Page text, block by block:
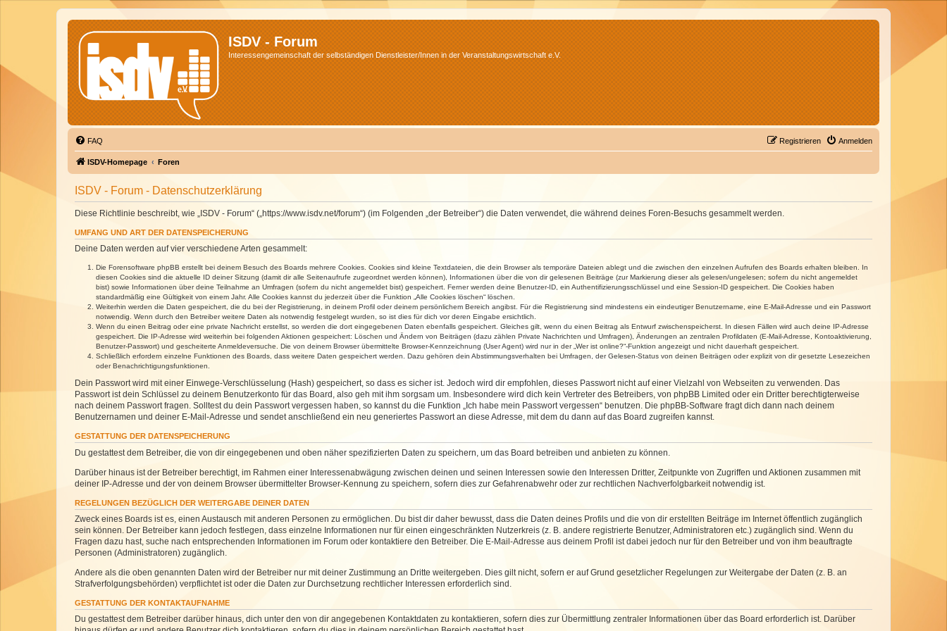
ISDV - Forum
Interessengemeinschaft der selbständigen Dienstleister/Innen in der Veranstaltungswirtschaft e.V.
FAQ Anmelden
Registrieren
ISDV-Homepage Foren
ISDV - Forum - Datenschutzerklärung
Diese Richtlinie beschreibt, wie „ISDV - Forum“ („https://www.isdv.net/forum“) (im Folgenden „der Betreiber“) die Daten verwendet, die während deines Foren-Besuchs gesammelt werden.
UMFANG UND ART DER DATENSPEICHERUNG
Deine Daten werden auf vier verschiedene Arten gesammelt:
Die Forensoftware phpBB erstellt bei deinem Besuch des Boards mehrere Cookies. Cookies sind kleine Textdateien, die dein Browser als temporäre Dateien ablegt und die zwischen den einzelnen Aufrufen des Boards erhalten bleiben. In
diesen Cookies sind die aktuelle ID deiner Sitzung (damit dir alle Seitenaufrufe zugeordnet werden können), Informationen über die von dir gelesenen Beiträge (zur Markierung dieser als gelesen/ungelesen; sofern du nicht angemeldet
bist) sowie Informationen über deine Teilnahme an Umfragen (sofern du nicht angemeldet bist) gespeichert. Ferner werden deine Benutzer-ID, ein Authentifizierungsschlüssel und eine Session-ID gespeichert. Die Cookies haben
standardmäßig eine Gültigkeit von einem Jahr. Alle Cookies kannst du jederzeit über die Funktion „Alle Cookies löschen“ löschen.
Weiterhin werden die Daten gespeichert, die du bei der Registrierung, in deinem Profil oder deinem persönlichem Bereich angibst. Für die Registrierung sind mindestens ein eindeutiger Benutzername, eine E-Mail-Adresse und ein Passwort
notwendig. Wenn durch den Betreiber weitere Daten als notwendig festgelegt wurden, so ist dies für dich vor deren Eingabe ersichtlich.
Wenn du einen Beitrag oder eine private Nachricht erstellst, so werden die dort eingegebenen Daten ebenfalls gespeichert. Gleiches gilt, wenn du einen Beitrag als Entwurf zwischenspeicherst. In diesen Fällen wird auch deine IP-Adresse
gespeichert. Die IP-Adresse wird weiterhin bei folgenden Aktionen gespeichert: Löschen und Ändern von Beiträgen (dazu zählen Private Nachrichten und Umfragen), Änderungen an zentralen Profildaten (E-Mail-Adresse, Kontoaktivierung,
Benutzer-Passwort) und gescheiterte Anmeldeversuche. Die von deinem Browser übermittelte Browser-Kennzeichnung (User Agent) wird nur in der „Wer ist online?“-Funktion angezeigt und nicht dauerhaft gespeichert.
Schließlich erfordern einzelne Funktionen des Boards, dass weitere Daten gespeichert werden. Dazu gehören dein Abstimmungsverhalten bei Umfragen, der Gelesen-Status von deinen Beiträgen oder explizit von dir gesetzte Lesezeichen
oder Benachrichtigungsfunktionen.
Dein Passwort wird mit einer Einwege-Verschlüsselung (Hash) gespeichert, so dass es sicher ist. Jedoch wird dir empfohlen, dieses Passwort nicht auf einer Vielzahl von Webseiten zu verwenden. Das
Passwort ist dein Schlüssel zu deinem Benutzerkonto für das Board, also geh mit ihm sorgsam um. Insbesondere wird dich kein Vertreter des Betreibers, von phpBB Limited oder ein Dritter berechtigterweise
nach deinem Passwort fragen. Solltest du dein Passwort vergessen haben, so kannst du die Funktion „Ich habe mein Passwort vergessen“ benutzen. Die phpBB-Software fragt dich dann nach deinem
Benutzernamen und deiner E-Mail-Adresse und sendet anschließend ein neu generiertes Passwort an diese Adresse, mit dem du dann auf das Board zugreifen kannst.
GESTATTUNG DER DATENSPEICHERUNG
Du gestattest dem Betreiber, die von dir eingegebenen und oben näher spezifizierten Daten zu speichern, um das Board betreiben und anbieten zu können.
Darüber hinaus ist der Betreiber berechtigt, im Rahmen einer Interessenabwägung zwischen deinen und seinen Interessen sowie den Interessen Dritter, Zeitpunkte von Zugriffen und Aktionen zusammen mit
deiner IP-Adresse und der von deinem Browser übermittelter Browser-Kennung zu speichern, sofern dies zur Gefahrenabwehr oder zur rechtlichen Nachverfolgbarkeit notwendig ist.
REGELUNGEN BEZÜGLICH DER WEITERGABE DEINER DATEN
Zweck eines Boards ist es, einen Austausch mit anderen Personen zu ermöglichen. Du bist dir daher bewusst, dass die Daten deines Profils und die von dir erstellten Beiträge im Internet öffentlich zugänglich
sein können. Der Betreiber kann jedoch festlegen, dass einzelne Informationen nur für einen eingeschränkten Nutzerkreis (z. B. andere registrierte Benutzer, Administratoren etc.) zugänglich sind. Wenn du
Fragen dazu hast, suche nach entsprechenden Informationen im Forum oder kontaktiere den Betreiber. Die E-Mail-Adresse aus deinem Profil ist dabei jedoch nur für den Betreiber und von ihm beauftragte
Personen (Administratoren) zugänglich.
Andere als die oben genannten Daten wird der Betreiber nur mit deiner Zustimmung an Dritte weitergeben. Dies gilt nicht, sofern er auf Grund gesetzlicher Regelungen zur Weitergabe der Daten (z. B. an
Strafverfolgungsbehörden) verpflichtet ist oder die Daten zur Durchsetzung rechtlicher Interessen erforderlich sind.
GESTATTUNG DER KONTAKTAUFNAHME
Du gestattest dem Betreiber darüber hinaus, dich unter den von dir angegebenen Kontaktdaten zu kontaktieren, sofern dies zur Übermittlung zentraler Informationen über das Board erforderlich ist. Darüber